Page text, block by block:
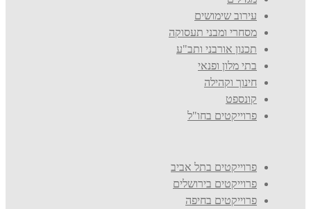
עירוב שימושים
מסחרי ומבני תעסוקה
תכנון אורבני ותב"ע
בתי מלון ופנאי
חינוך וקהילה
קונספט
פרוייקטים בחו"ל
פרוייקטים בתל אביב
פרוייקטים בירושלים
פרוייקטים בחיפה